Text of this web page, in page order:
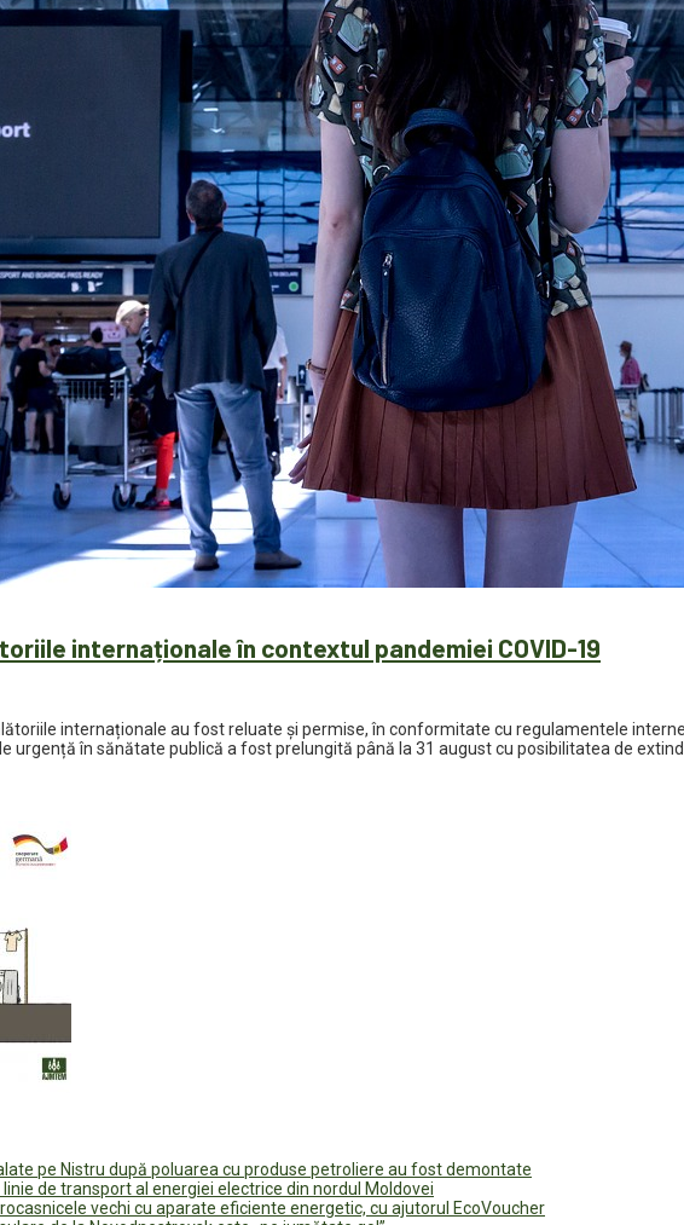
internaționale în contextul pandemiei COVID-19
internaționale au fost reluate și permise, în conformitate cu regulamentele
urgență în sănătate publică a fost prelungită până la 31 august cu posibilitatea de
pe Nistru după poluarea cu produse petroliere au fost demontate
de transport al energiei electrice din nordul Moldovei
vechi cu aparate eficiente energetic, cu ajutorul EcoVoucher